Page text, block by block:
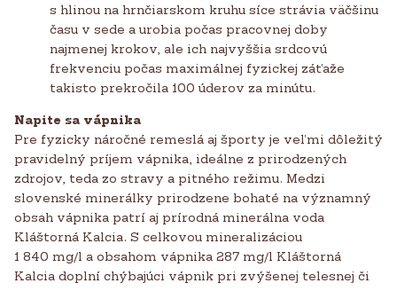
s hlinou na hrnčiarskom kruhu síce strávia väčšinu
času v sede a urobia počas pracovnej doby
najmenej krokov, ale ich najvyššia srdcovú
frekvenciu počas maximálnej fyzickej záťaže
takisto prekročila 100 úderov za minútu.
Napite sa vápnika
Pre fyzicky náročné remeslá aj športy je veľmi dôležitý
pravidelný príjem vápnika, ideálne z prirodzených
zdrojov, teda zo stravy a pitného režimu. Medzi
slovenské minerálky prirodzene bohaté na významný
obsah vápnika patrí aj prírodná minerálna voda
Kláštorná Kalcia. S celkovou mineralizáciou
1 840 mg/l a obsahom vápnika 287 mg/l Kláštorná
Kalcia doplní chýbajúci vápnik pri zvýšenej telesnej či